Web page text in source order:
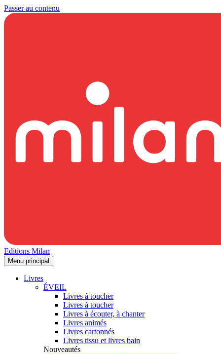
Passer au contenu
Editions Milan
Menu principal
Livres
ÉVEIL
Livres à toucher
Livres à toucher
Livres à écouter, à chanter
Livres animés
Livres cartonnés
Livres tissu et livres bain
Nouveautés